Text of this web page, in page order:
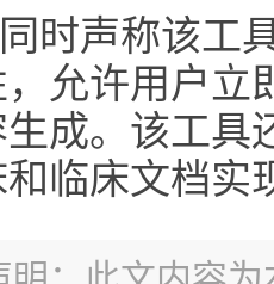
时声称该工
允许用户立
成。该工具
临床文档实